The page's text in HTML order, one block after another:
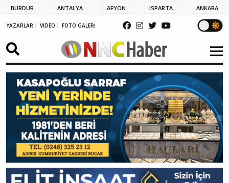
BURDUR ANTALYA AFYON ISPARTA ANKARA
YAZARLAR VİDEO FOTO GALERİ